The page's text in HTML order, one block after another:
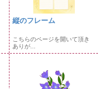
縦のフレーム
こちらのページを開いて頂き
ありが...